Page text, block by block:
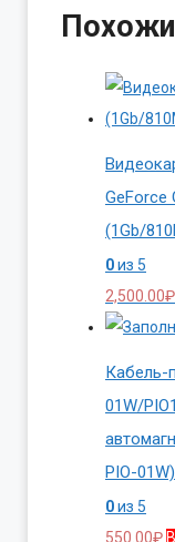
GeForce
(1Gb/
0из 5
2,500.00₽
Кабель-
01W/
PIO-01W)
0из 5
550.00₽